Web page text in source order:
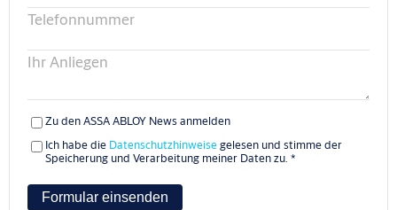
Telefonnummer
Ihr Anliegen
Zu den ASSA ABLOY News anmelden
Ich habe die Datenschutzhinweisegelesen und stimme der
Speicherung und Verarbeitung meiner Daten zu. *